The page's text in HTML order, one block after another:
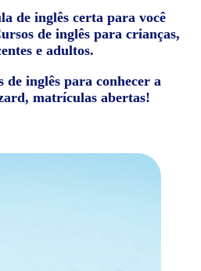
de inglês certa para você
de inglês para crianças,
e adultos.
de inglês para conhecer a
matrículas abertas!